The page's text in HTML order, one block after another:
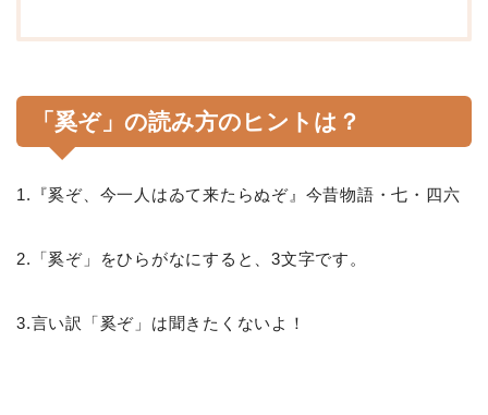
「奚ぞ」の読み方のヒントは？
1.『奚ぞ、今一人はゐて来たらぬぞ』今昔物語・七・四六
2.「奚ぞ」をひらがなにすると、3文字です。
3.言い訳「奚ぞ」は聞きたくないよ！